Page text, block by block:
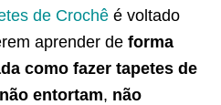
de Crochê é voltado
aprender de forma
como fazer tapetes de
não entortam, não